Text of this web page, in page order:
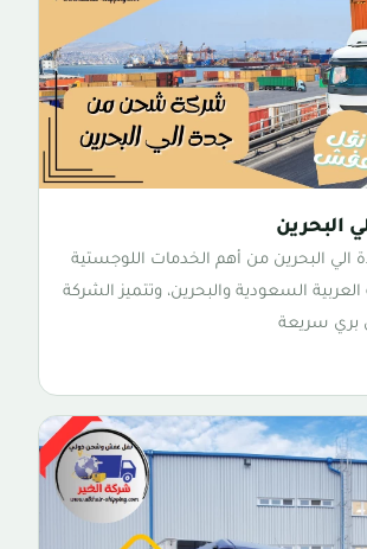
البحرين
البحرين من أهم الخدمات اللوجستية
السعودية والبحرين، وتتميز الشركة
بري سريعة